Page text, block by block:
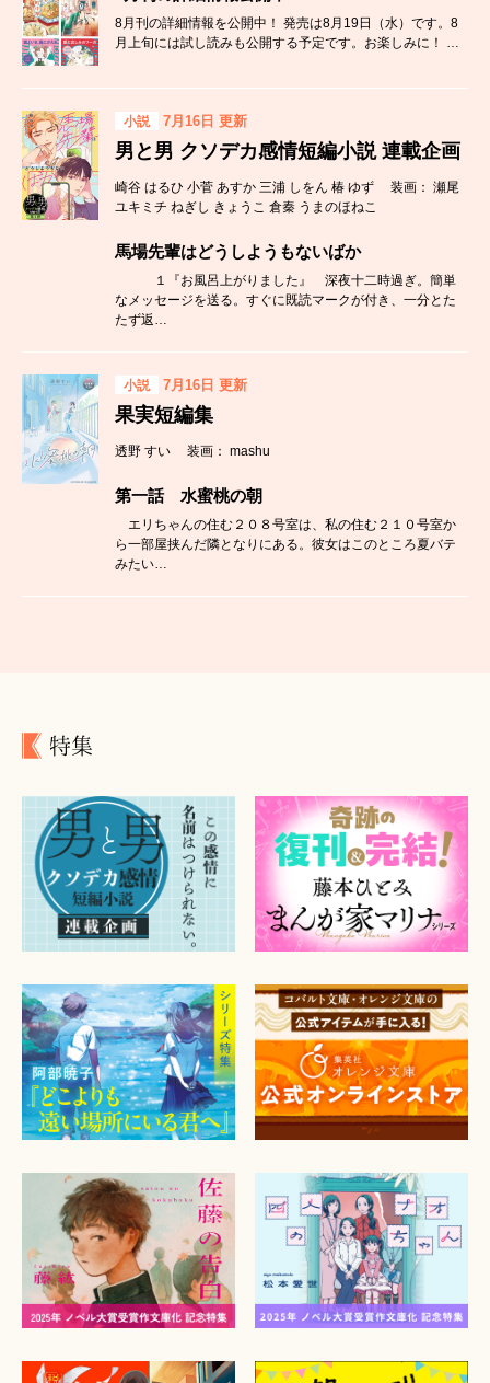
8月刊の詳細情報を公開中！ 発売は8月19日（水）です。8
月上旬には試し読みも公開する予定です。お楽しみに！ …
小説 7月16日 更新
男と男 クソデカ感情短編小説 連載企画
崎谷 はるひ 小菅 あすか 三浦 しをん 椿 ゆず 装画： 瀬尾
ユキミチ ねぎし きょうこ 倉秦 うまのほねこ
馬場先輩はどうしようもないばか
１『お風呂上がりました』 深夜十二時過ぎ。簡単
なメッセージを送る。すぐに既読マークが付き、一分とた
たず返…
小説 7月16日 更新
果実短編集
透野 すい 装画： mashu
第一話 水蜜桃の朝
エリちゃんの住む２０８号室は、私の住む２１０号室か
ら一部屋挟んだ隣となりにある。彼女はこのところ夏バテ
みたい…
特集